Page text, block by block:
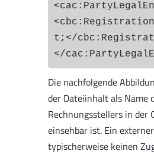
t;</
</
Die nachfolgende
der Dateiinhalt als Name
Rechnungsstellers in der
einsehbar ist. Ein
typischerweise keinen